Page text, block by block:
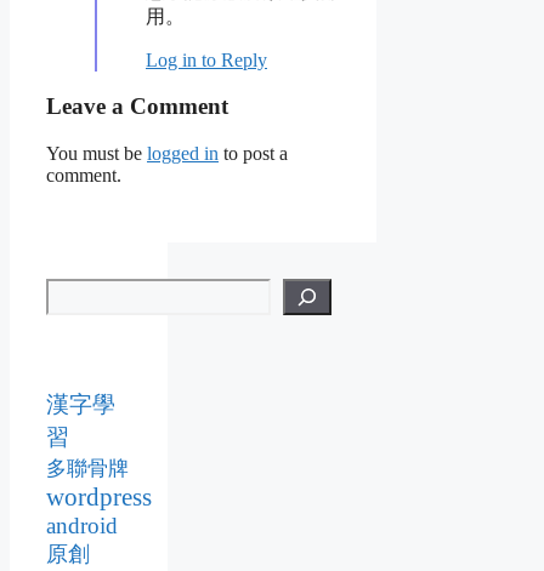
用。
Log in to Reply
Leave a Comment
You must be logged in to post a
comment.
漢字學
習
多聯骨牌
wordpress
android
原創